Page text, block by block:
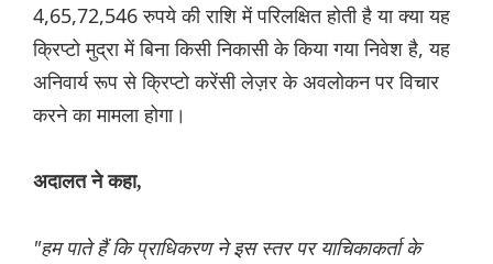
4,65,72,546 रुपये की राशि में परिलक्षित होती है या क्या यह
क्रिप्टो मुद्रा में बिना किसी निकासी के किया गया निवेश है, यह
अनिवार्य रूप से क्रिप्टो करेंसी लेज़र के अवलोकन पर विचार
करने का मामला होगा।
अदालत ने कहा,
"हम पाते हैं कि प्राधिकरण ने इस स्तर पर याचिकाकर्ता के